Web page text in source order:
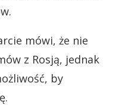
mówi, że nie
z Rosją, jednak
by